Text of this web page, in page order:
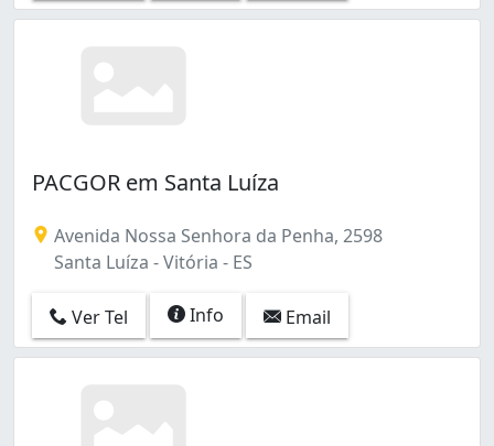
PACGOR em Santa Luíza
Avenida Nossa Senhora da Penha, 2598
Santa Luíza - Vitória - ES
Ver Tel Info Email